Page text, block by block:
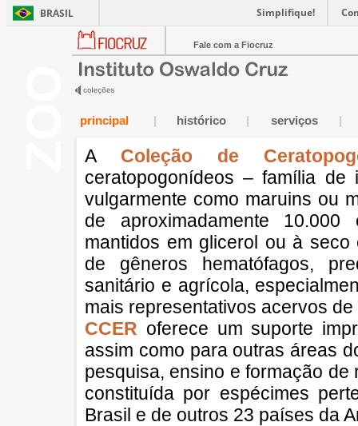
BRASIL Simplifique!
Fale com a Fiocruz
principal histórico serviços
A Coleção de
ceratopogonídeos – família
vulgarmente como maruins ou
de aproximadamente
mantidos em glicerol ou à
de gêneros hematófagos,
sanitário e agrícola,
mais representativos acervos
CCER oferece um suporte
assim como para outras áreas
pesquisa, ensino e formação
constituída por espécimes
Brasil e de outros 23 países da